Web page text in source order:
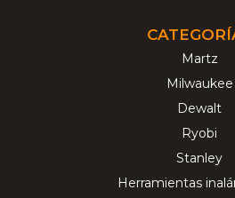
Martz
Milwaukee
Dewalt
Ryobi
Stanley
Herramientas